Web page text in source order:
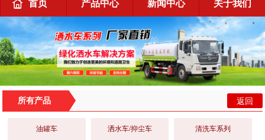
首页 产品中心 新闻中心 关于我们
所有产品 返回
油罐车 洒水车/抑尘车 清洗车系列